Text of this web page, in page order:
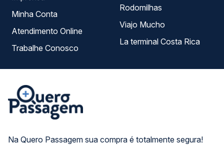
Na Quero Passagem sua compra é totalmente segura!
Minha Conta
Atendimento Online
Trabalhe Conosco
Rodomilhas
Viajo Mucho
La terminal Costa Rica